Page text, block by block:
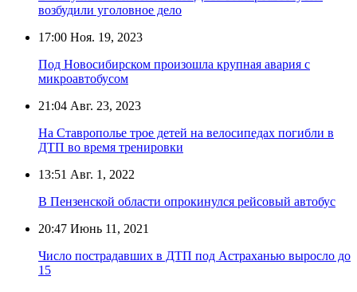
возбудили уголовное дело
17:00 Ноя. 19, 2023
Под Новосибирском произошла крупная авария с
микроавтобусом
21:04 Авг. 23, 2023
На Ставрополье трое детей на велосипедах погибли в
ДТП во время тренировки
13:51 Авг. 1, 2022
В Пензенской области опрокинулся рейсовый автобус
20:47 Июнь 11, 2021
Число пострадавших в ДТП под Астраханью выросло до
15